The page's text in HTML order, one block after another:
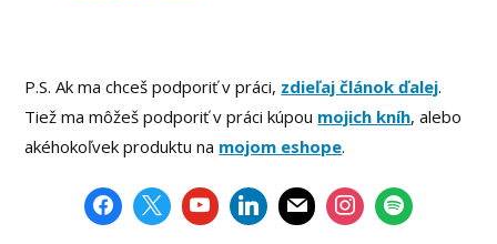
P.S. Ak ma chceš podporiť v práci, zdieľaj článok ďalej.
Tiež ma môžeš podporiť v práci kúpou mojich kníh, alebo
akéhokoľvek produktu na mojom eshope.